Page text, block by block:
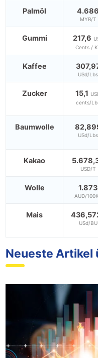
Palmöl 4.686
MYR/T
Gummi 217,6
Cents /
Kaffee
USd/Lbs
Zucker 15,1
cents/
Baumwolle
USd/Lbs
Kakao
USD/T
Wolle 1.873
AUD/
Mais
USd/BU
Neueste Artikel